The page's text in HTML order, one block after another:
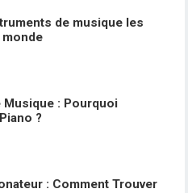
de musique les
Musique : Pourquoi
?
: Comment Trouver